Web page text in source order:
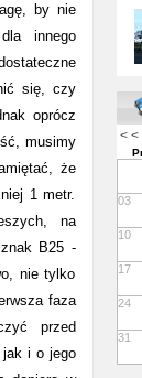
by nie
innego
się, czy
oprócz
musimy
że
1 metr.
na
B25 -
nie tylko
faza
przed
jak i o jego
< <
03
10
17
24
31